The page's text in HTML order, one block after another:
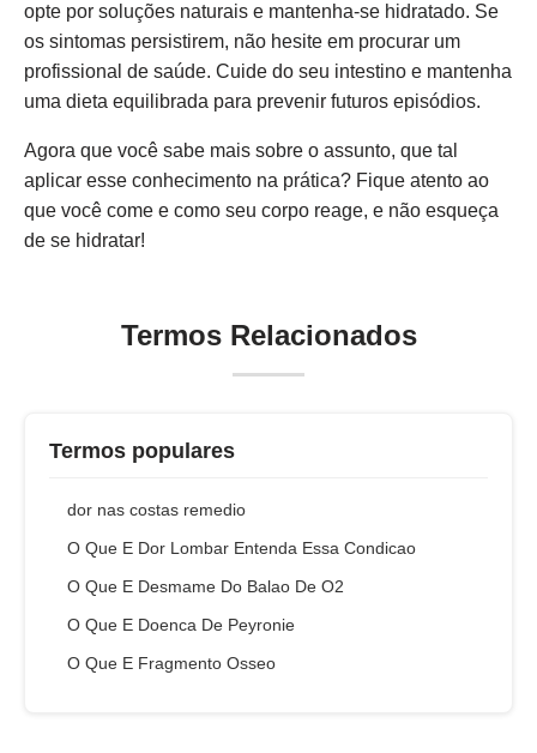
opte por soluções naturais e mantenha-se hidratado. Se
os sintomas persistirem, não hesite em procurar um
profissional de saúde. Cuide do seu intestino e mantenha
uma dieta equilibrada para prevenir futuros episódios.
Agora que você sabe mais sobre o assunto, que tal
aplicar esse conhecimento na prática? Fique atento ao
que você come e como seu corpo reage, e não esqueça
de se hidratar!
Termos Relacionados
Termos populares
dor nas costas remedio
O Que E Dor Lombar Entenda Essa Condicao
O Que E Desmame Do Balao De O2
O Que E Doenca De Peyronie
O Que E Fragmento Osseo